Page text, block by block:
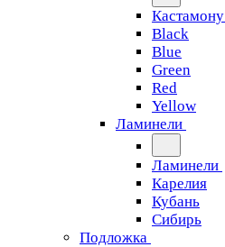
Кастамону
Black
Blue
Green
Red
Yellow
Ламинели
Ламинели
Карелия
Кубань
Сибирь
Подложка